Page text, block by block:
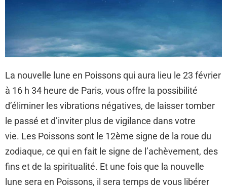
La nouvelle lune en Poissons qui aura lieu le 23 février
à 16 h 34 heure de Paris, vous offre la possibilité
d’éliminer les vibrations négatives, de laisser tomber
le passé et d’inviter plus de vigilance dans votre
vie. Les Poissons sont le 12ème signe de la roue du
zodiaque, ce qui en fait le signe de l’achèvement, des
fins et de la spiritualité. Et une fois que la nouvelle
lune sera en Poissons, il sera temps de vous libérer